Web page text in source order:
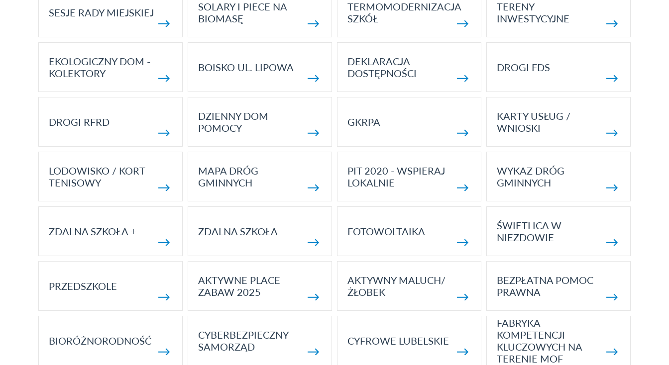
SESJE RADY MIEJSKIEJ
SOLARY I PIECE NA
BIOMASĘ
TERMOMODERNIZACJA
SZKÓŁ
TERENY
INWESTYCYJNE
EKOLOGICZNY DOM -
KOLEKTORY
BOISKO UL. LIPOWA
DEKLARACJA
DOSTĘPNOŚCI
DROGI FDS
DROGI RFRD
DZIENNY DOM
POMOCY
GKRPA
KARTY USŁUG /
WNIOSKI
LODOWISKO / KORT
TENISOWY
MAPA DRÓG
GMINNYCH
PIT 2020 - WSPIERAJ
LOKALNIE
WYKAZ DRÓG
GMINNYCH
ZDALNA SZKOŁA + ZDALNA SZKOŁA FOTOWOLTAIKA
ŚWIETLICA W
NIEZDOWIE
PRZEDSZKOLE
AKTYWNE PLACE
ZABAW 2025
AKTYWNY MALUCH/
ŻŁOBEK
BEZPŁATNA POMOC
PRAWNA
BIORÓŻNORODNOŚĆ
CYBERBEZPIECZNY
SAMORZĄD
CYFROWE LUBELSKIE
FABRYKA
KOMPETENCJI
KLUCZOWYCH NA
TERENIE MOF